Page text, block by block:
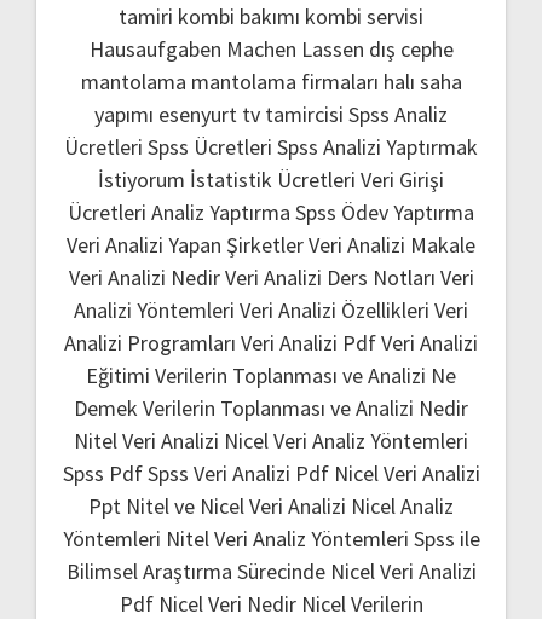
tamiri kombi bakımı kombi servisi
Hausaufgaben Machen Lassen dış cephe
mantolama mantolama firmaları halı saha
yapımı esenyurt tv tamircisi Spss Analiz
Ücretleri Spss Ücretleri Spss Analizi Yaptırmak
İstiyorum İstatistik Ücretleri Veri Girişi
Ücretleri Analiz Yaptırma Spss Ödev Yaptırma
Veri Analizi Yapan ŞirketlerVeri Analizi Makale
Veri Analizi NedirVeri Analizi Ders Notları Veri
Analizi Yöntemleri Veri Analizi Özellikleri Veri
Analizi Programları Veri Analizi PdfVeri Analizi
Eğitimi Verilerin Toplanması ve Analizi Ne
Demek Verilerin Toplanması ve Analizi Nedir
Nitel Veri Analizi Nicel Veri Analiz Yöntemleri
Spss PdfSpss Veri Analizi Pdf Nicel Veri Analizi
Ppt Nitel ve Nicel Veri Analizi Nicel Analiz
Yöntemleri Nitel Veri Analiz Yöntemleri Spss ile
Bilimsel Araştırma Sürecinde Nicel Veri Analizi
Pdf Nicel Veri Nedir Nicel Verilerin